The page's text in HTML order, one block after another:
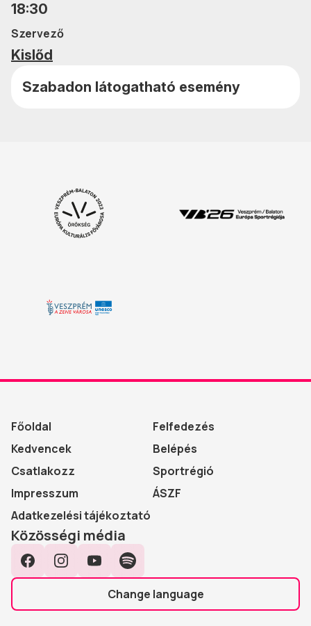
18:30
Szervező
Kislőd
Szabadon látogatható esemény
Főoldal
Felfedezés
Kedvencek
Belépés
Csatlakozz
Sportrégió
Impresszum
ÁSZF
Adatkezelési tájékoztató
Közösségi média
FacebookInstagramYouTubeSpotify
Change language